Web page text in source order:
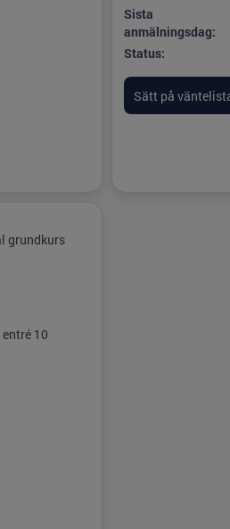
Sista
anmälningsdag:
Status:
grundkurs
10